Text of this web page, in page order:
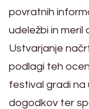
povratnih
udeležbi in meril
Ustvarjanje
podlagi teh
festival gradi na
dogodkov ter